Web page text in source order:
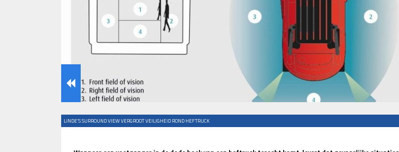
LINDE’S SURROUND VIEW VERGROOT VEILIGHEID ROND HEFTRUCK